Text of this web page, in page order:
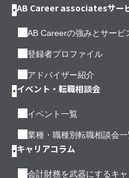
AB Career associatesサー
AB Careerの強みとサービ
登録者プロファイル
アドバイザー紹介
イベント・転職相談会
イベント一覧
業種・職種別転職相談会一
キャリアコラム
会計財務を武器にするキ